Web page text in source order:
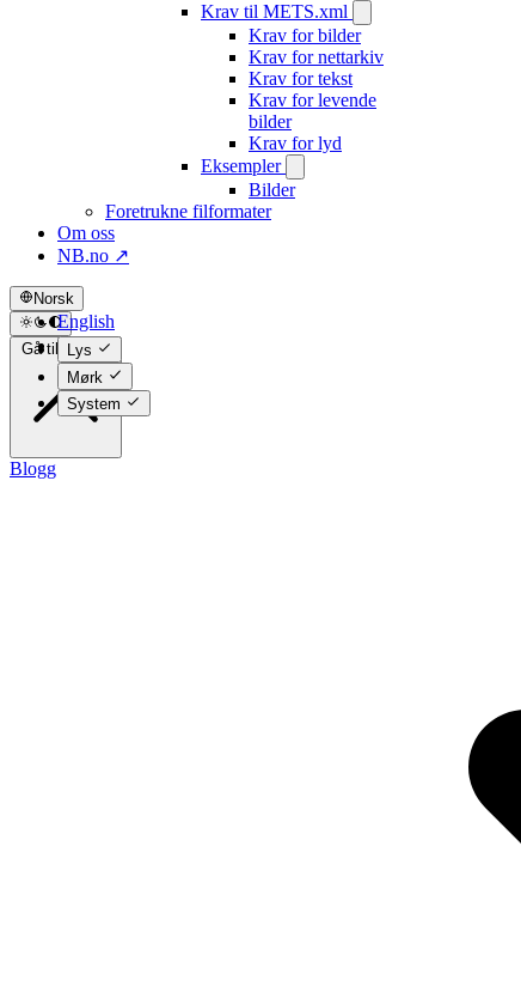
Krav til METS.xml
Krav for bilder
Krav for nettarkiv
Krav for tekst
Krav for levende
bilder
Krav for lyd
Eksempler
Bilder
Foretrukne filformater
Om oss
NB.no ↗
Norsk
English
Norsk
Lys
Mørk
System
Gå til toppen
Blogg